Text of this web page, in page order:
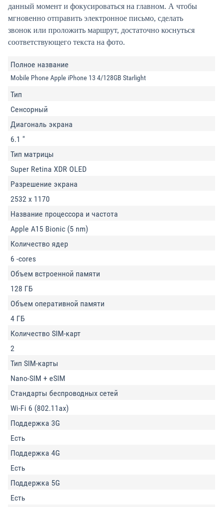
данный момент и фокуси­роваться на главном. А чтобы
мгновенно отправить электронное письмо, сделать
звонок или проложить маршрут, достаточно коснуться
соответствующего текста на фото.
Полное название
Mobile Phone Apple iPhone 13 4/128GB Starlight
Тип
Сенсорный
Диагональ экрана
6.1 "
Тип матрицы
Super Retina XDR OLED
Разрешение экрана
2532 x 1170
Название процессора и частота
Apple A15 Bionic (5 nm)
Количество ядер
6 -cores
Объем встроенной памяти
128 ГБ
Объем оперативной памяти
4 ГБ
Количество SIM-карт
2
Тип SIM-карты
Nano-SIM + eSIM
Стандарты беспроводных сетей
Wi-Fi 6 (802.11ax)
Поддержка 3G
Есть
Поддержка 4G
Есть
Поддержка 5G
Есть